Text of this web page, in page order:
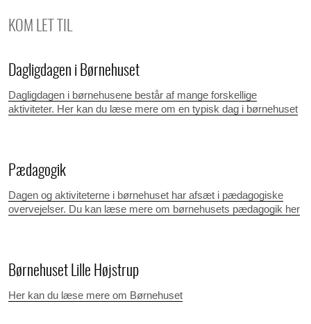
KOM LET TIL
Dagligdagen i Børnehuset
Dagligdagen i børnehusene består af mange forskellige
aktiviteter. Her kan du læse mere om en typisk dag i børnehuset
Pædagogik
Dagen og aktiviteterne i børnehuset har afsæt i pædagogiske
overvejelser. Du kan læse mere om børnehusets pædagogik her
Børnehuset Lille Højstrup
Her kan du læse mere om Børnehuset